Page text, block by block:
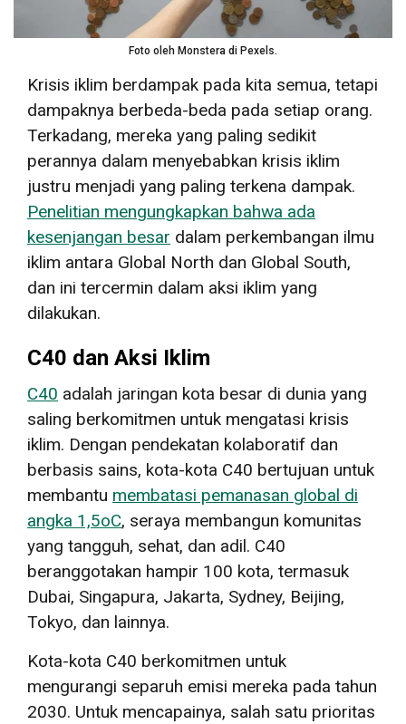
Foto oleh Monstera di Pexels.
Krisis iklim berdampak pada kita semua, tetapi
dampaknya berbeda-beda pada setiap orang.
Terkadang, mereka yang paling sedikit
perannya dalam menyebabkan krisis iklim
justru menjadi yang paling terkena dampak.
Penelitian mengungkapkan bahwa ada
kesenjangan besar dalam perkembangan ilmu
iklim antara Global North dan Global South,
dan ini tercermin dalam aksi iklim yang
dilakukan.
C40 dan Aksi Iklim
C40 adalah jaringan kota besar di dunia yang
saling berkomitmen untuk mengatasi krisis
iklim. Dengan pendekatan kolaboratif dan
berbasis sains, kota-kota C40 bertujuan untuk
membantu membatasi pemanasan global di
angka 1,5oC, seraya membangun komunitas
yang tangguh, sehat, dan adil. C40
beranggotakan hampir 100 kota, termasuk
Dubai, Singapura, Jakarta, Sydney, Beijing,
Tokyo, dan lainnya.
Kota-kota C40 berkomitmen untuk
mengurangi separuh emisi mereka pada tahun
2030. Untuk mencapainya, salah satu prioritas